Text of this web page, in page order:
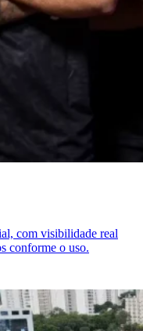
com visibilidade real
conforme o uso.